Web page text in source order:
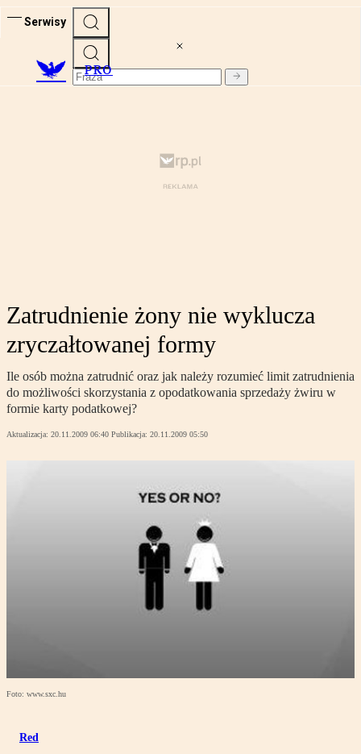
Serwisy
PRO
Zatrudnienie żony nie wyklucza
zryczałtowanej formy
Ile osób można zatrudnić oraz jak należy rozumieć limit zatrudnienia
do możliwości skorzystania z opodatkowania sprzedaży żwiru w
formie karty podatkowej?
Aktualizacja: 20.11.2009 06:40 Publikacja: 20.11.2009 05:50
Foto: www.sxc.hu
Red